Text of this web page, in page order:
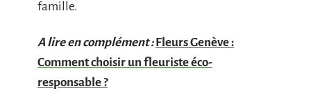
famille.
A lire en complément : Fleurs Genève :
Comment choisir un fleuriste éco-
responsable ?